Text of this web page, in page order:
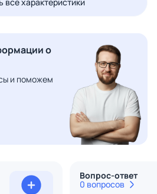
все характеристики
о
и поможем
Вопрос-ответ
0 вопросов